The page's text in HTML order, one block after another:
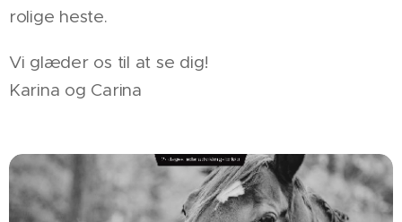
rolige heste.
Vi glæder os til at se dig!
Karina og Carina